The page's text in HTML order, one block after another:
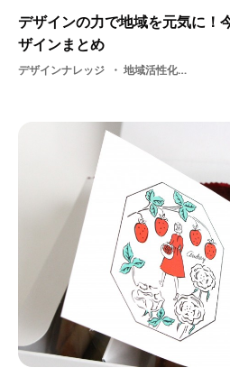
デザインの力で地域を元気に！
ザインまとめ
デザインナレッジ 地域活性化・ 地方・ 地域デザイン・ デザイン